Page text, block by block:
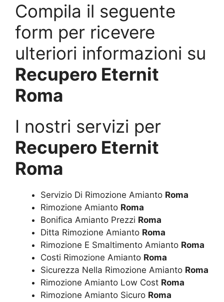
Compila il seguente
form per ricevere
ulteriori informazioni su
Recupero Eternit
Roma
I nostri servizi per
Recupero Eternit
Roma
Servizio Di Rimozione Amianto Roma
Rimozione Amianto Roma
Bonifica Amianto Prezzi Roma
Ditta Rimozione Amianto Roma
Rimozione E Smaltimento Amianto Roma
Costi Rimozione Amianto Roma
Sicurezza Nella Rimozione Amianto Roma
Rimozione Amianto Low Cost Roma
Rimozione Amianto Sicuro Roma